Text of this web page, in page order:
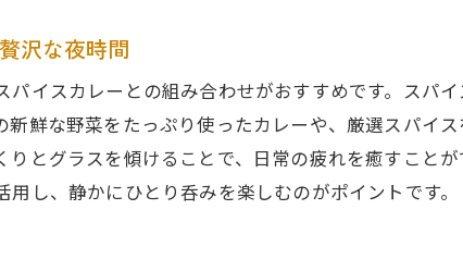
沢な夜時間
パイスカレーとの組み合わせがおすすめです。スパ
鮮な野菜をたっぷり使ったカレーや、厳選スパイ
とグラスを傾けることで、日常の疲れを癒すこと
し、静かにひとり呑みを楽しむのがポイントです。